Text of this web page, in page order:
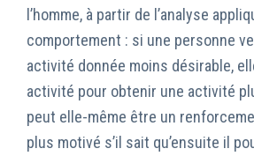
l’homme, à partir de l’analyse
comportement : si une personne
activité donnée moins désirable,
activité pour obtenir une activité
peut elle-même être un
plus motivé s’il sait qu’ensuite il